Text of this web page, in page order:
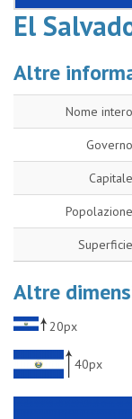
El
Altre
Nome intero
Governo
Capitale
Popolazione
Superficie
Altre
20px
40px